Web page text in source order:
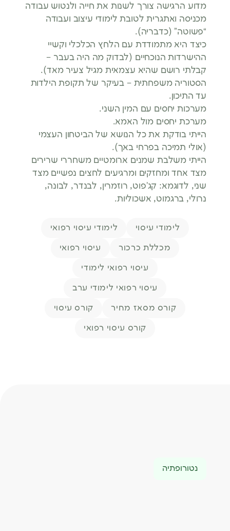
מדוע הרגישה צורך לשנות את חייה ולנטוש עבודה
מכניסה ואתגרית לטובת לימודי עיצוב ועבודה
“פשוטה” (כדבריה).
כיצד היא מתמודדת עם הלחץ הכלכלי וקשיי
ההישרדות הנוכחיים (לבדוק מה היה בעבר –
קבלתי רושם שהיא עצמאית מגיל צעיר מאד).
הסטוריה משפחתית – בעיקר של תקופת הילדות
עד התיכון.
מערכות יחסים עם המין השני.
מערכת יחסים מול האמא.
הייתי בודקת את כל הנושא של הביטחון העצמי
(אולי תמיכה בפרחי באך).
הייתי משלבת שמנים ארומטיים משחררי שרירים
מצד אחד ומחזקים ומרגיעים לחצים נפשיים מצד
שני, לדוגמא: קג’פוט, רוזמרין, לבנדר, לבונה,
נרולי, ברגמוט, אשכוליות.
תגיותלימודי עיסוי לימודי עיסוי רפואי
מכללת כרכור עיסוי רפואי
עיסוי רפואי לימודי
עיסוי רפואי לימודי ערב
קורס מסאז מחיר קורס עיסוי
קורס עיסוי רפואי
נטורופתיה